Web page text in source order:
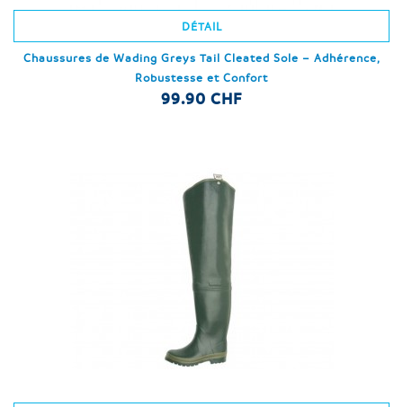
DÉTAIL
Chaussures de Wading Greys Tail Cleated Sole – Adhérence,
Robustesse et Confort
99.90 CHF